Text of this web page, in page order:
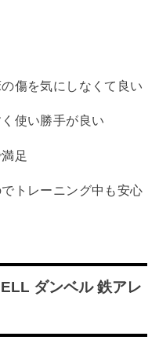
傷を気にしなくて良い
使い勝手が良い
足
トレーニング中も安心
ダンベル 鉄アレ